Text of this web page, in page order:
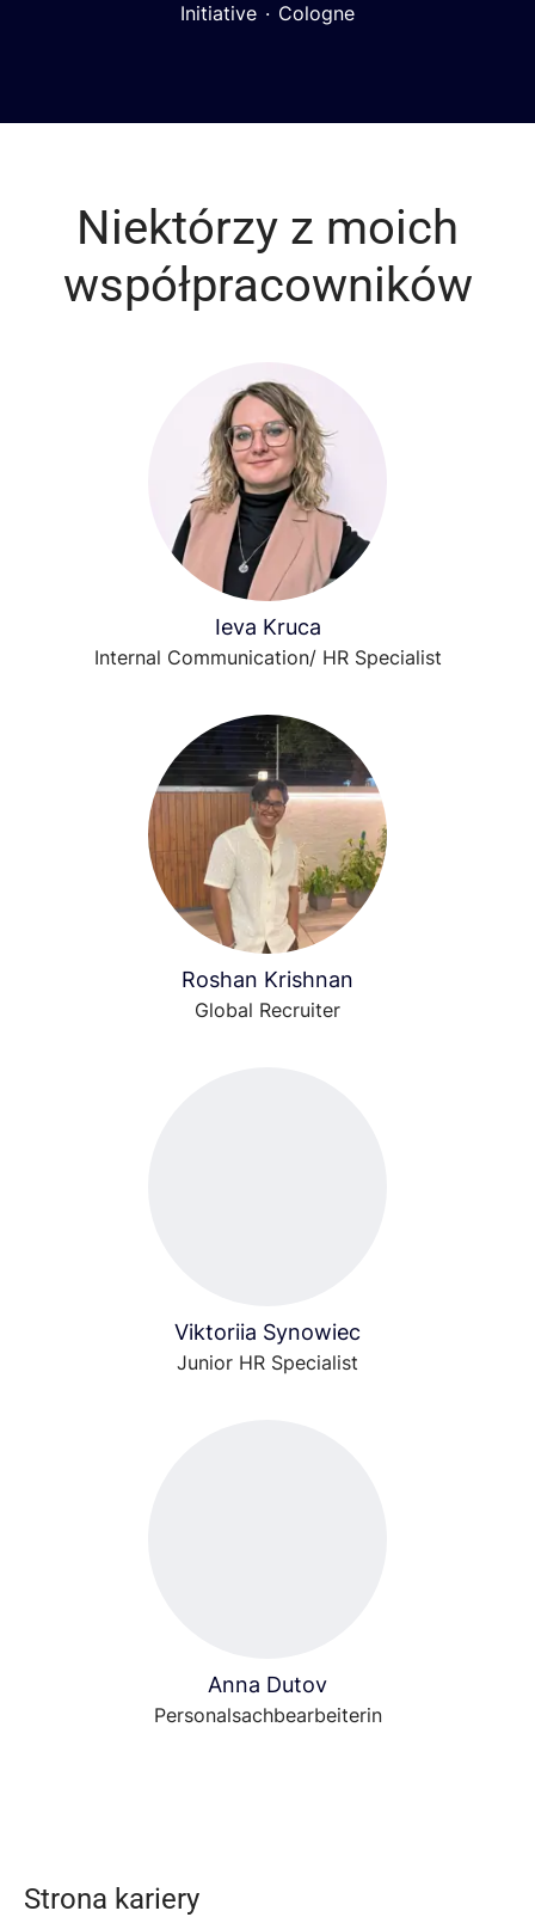
Initiative · Cologne
Niektórzy z moich
współpracowników
Ieva Kruca
Internal Communication/ HR Specialist
Roshan Krishnan
Global Recruiter
Viktoriia Synowiec
Junior HR Specialist
Anna Dutov
Personalsachbearbeiterin
Strona kariery